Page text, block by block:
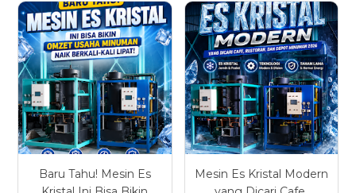
Baru Tahu! Mesin Es
Mesin Es Kristal Modern